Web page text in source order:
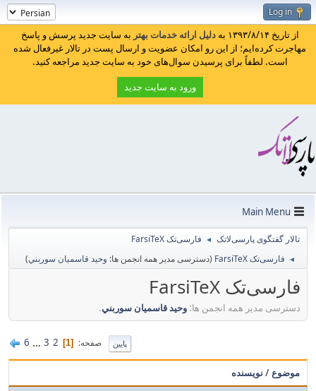
Log in
از تاریخ ۱۳۹۳/۸/۱۴ به دلیل ارائه خدمات بهتر به سایت جدید پرسش و پاسخ
مهاجرت کرده‌ایم؛ از این رو امکان عضویت و ارسال پست در تالار غیرفعال شده
است. لطفاً برای پرسیدن سوال‌های خود به سایت جدید مراجعه کنید.
ورود به سایت جدید
Main Menu
تالار گفتگوی پارسی‌لاتک ◄ فارسی‌تک FarsiTeX
◄ فارسی‌تک FarsiTeX (دسترسی مدیر همه انجمن ها: وحيد قاسميان سوربني)
فارسی‌تک FarsiTeX
دسترسی مدیر همه انجمن ها: وحيد قاسميان سوربني.
پایین صفحه 1
2
3
...
6
موضوع / نویسنده